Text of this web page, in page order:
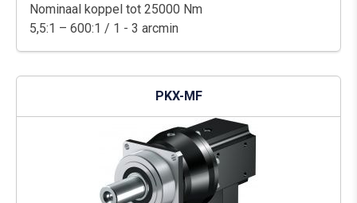
Nominaal koppel tot 25000 Nm
5,5:1 – 600:1 / 1 - 3 arcmin
PKX-MF